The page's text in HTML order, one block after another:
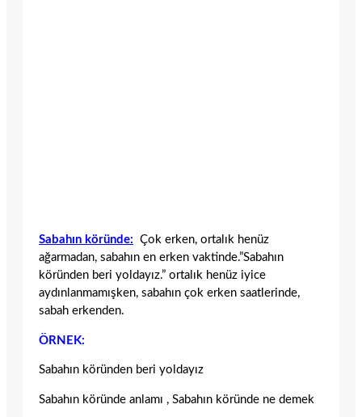
Sabahın köründe: Çok erken, ortalık henüz
ağarmadan, sabahın en erken vaktinde.”Sabahın
köründen beri yoldayız.” ortalık henüz iyice
aydınlanmamışken, sabahın çok erken saatlerinde,
sabah erkenden.
ÖRNEK:
Sabahın köründen beri yoldayız
Sabahın köründe anlamı , Sabahın köründe ne demek